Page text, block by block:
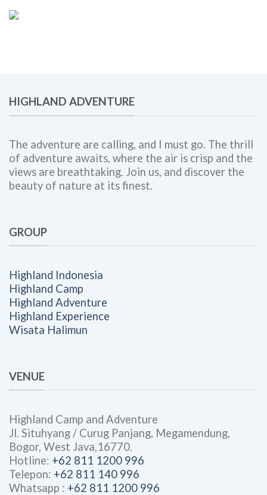
Bersama
Adventure
Tim,
dan
Budaya
HIGHLAND ADVENTURE
The adventure are calling, and I must go. The thrill
of adventure awaits, where the air is crisp and the
views are breathtaking. Join us, and discover the
beauty of nature at its finest.
GROUP
Highland Indonesia
Highland Camp
Highland Adventure
Highland Experience
Wisata Halimun
VENUE
Highland Camp and Adventure
Jl. Situhyang / Curug Panjang, Megamendung,
Bogor, West Java,16770.
Hotline: +62 811 1200 996
Telepon: +62 811 140 996
Whatsapp : +62 811 1200 996